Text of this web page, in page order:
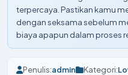
terpercaya. Pastikan kamu
dengan seksama sebelum
biaya apapun dalam proses
Penulis:admin Kategori: